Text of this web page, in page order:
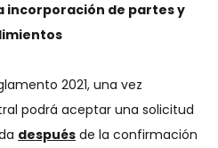
incorporación de partes y
2021, una vez
podrá aceptar una solicitud
después de la confirmación